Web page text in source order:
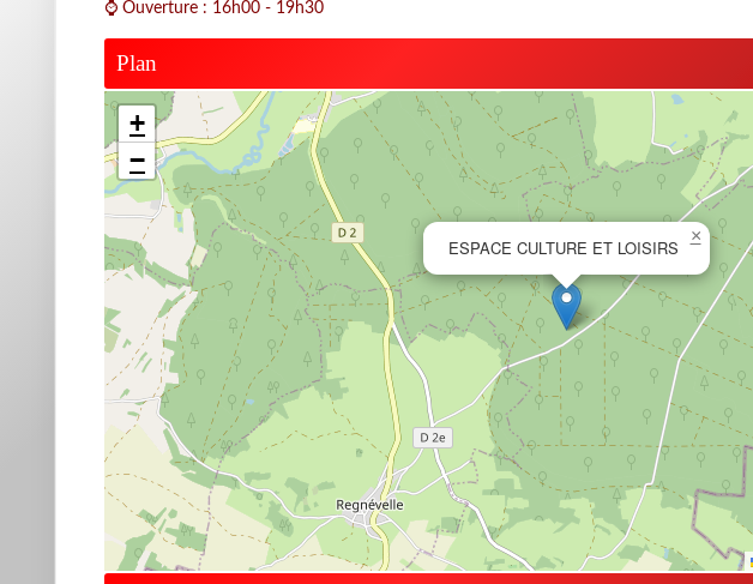
⌚ Ouverture : 16h00 - 19h30
Plan
ESPACE CULTURE ET LOISIRS
×
+
−